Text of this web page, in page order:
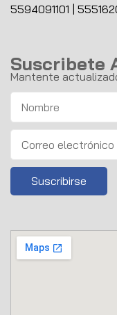
5594091101
Suscribete
Mantente